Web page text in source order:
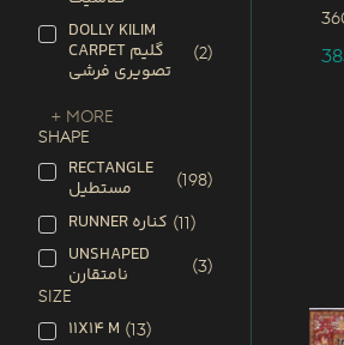
DOLLY KILIM
CARPET گلیم
تصویری فرشی
(2)
+ More
SHAPE
RECTANGLE
مستطیل (198)
RUNNER کناره (11)
UNSHAPED
نامتقارن (3)
SIZE
11X14 M (13)